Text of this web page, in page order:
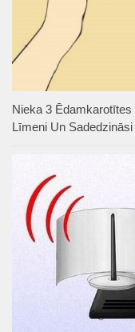
Nieka 3
Līmeni Un